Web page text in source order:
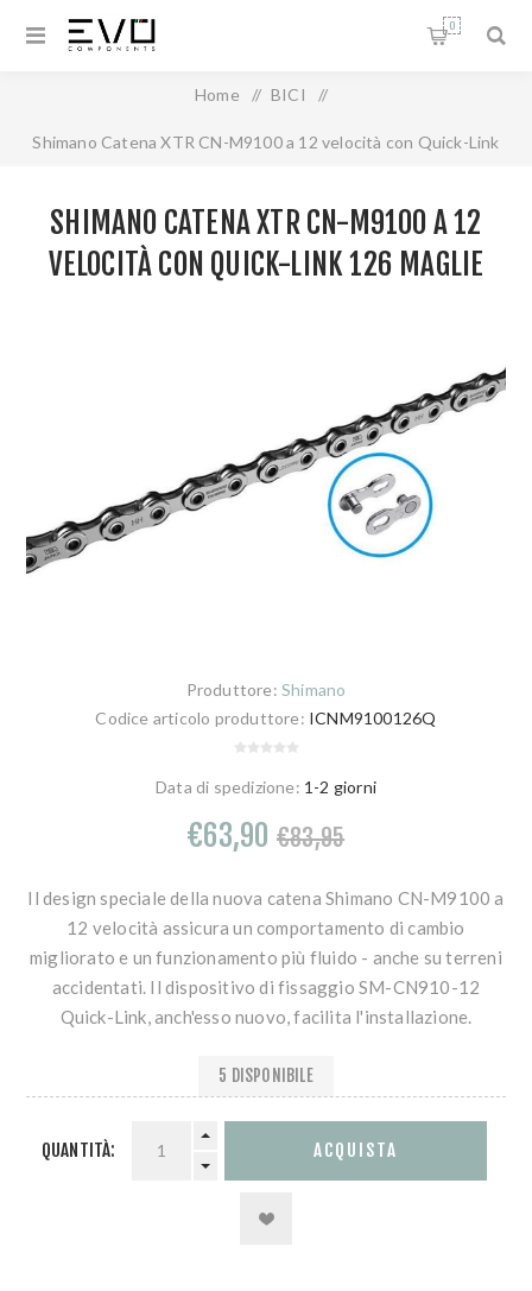
0
Home / BICI /
Shimano Catena XTR CN-M9100 a 12 velocità con Quick-Link
SHIMANO CATENA XTR CN-M9100 A 12
VELOCITÀ CON QUICK-LINK 126 MAGLIE
Produttore: Shimano
Codice articolo produttore: ICNM9100126Q
Data di spedizione: 1-2 giorni
€63,90 €83,95
Il design speciale della nuova catena Shimano CN-M9100 a
12 velocità assicura un comportamento di cambio
migliorato e un funzionamento più fluido - anche su terreni
accidentati. Il dispositivo di fissaggio SM-CN910-12
Quick-Link, anch'esso nuovo, facilita l'installazione.
5 DISPONIBILE
QUANTITÀ: